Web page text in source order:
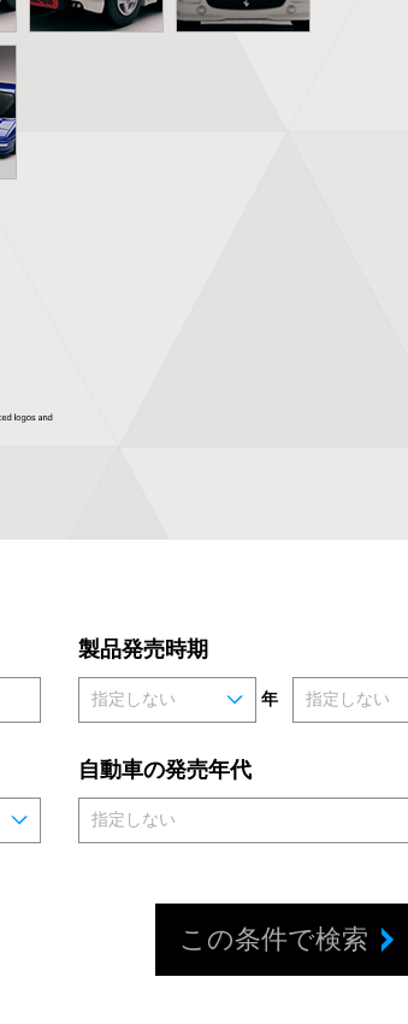
製品発売時期
年
自動車の発売年代
この条件で検索